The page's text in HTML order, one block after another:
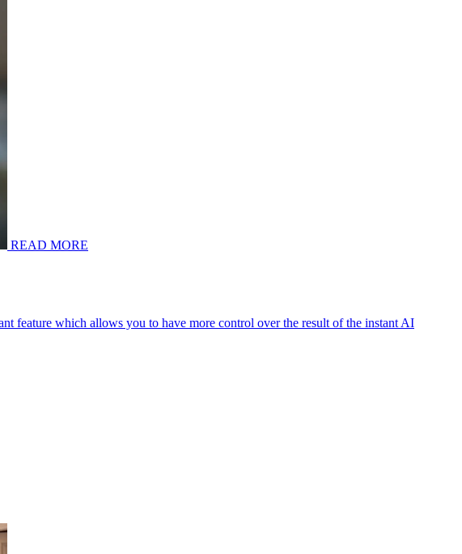
READ MORE
‌We've added an important feature which allows you to have more control over the result of the instant AI